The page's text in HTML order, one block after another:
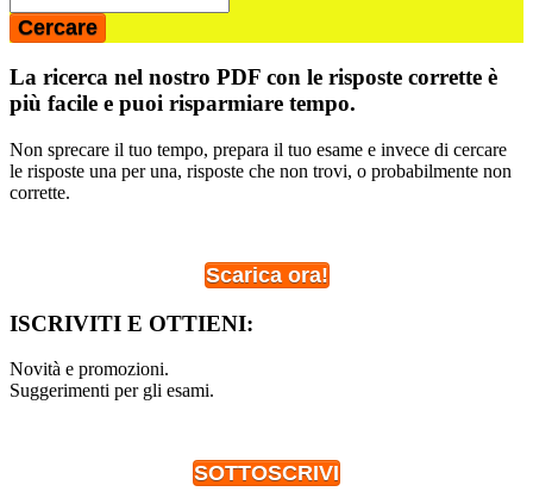
La ricerca nel nostro PDF con le risposte corrette è
più facile e puoi risparmiare tempo.
Non sprecare il tuo tempo, prepara il tuo esame e invece di cercare
le risposte una per una, risposte che non trovi, o probabilmente non
corrette.
Scarica ora!
ISCRIVITI E OTTIENI:
Novità e promozioni.
Suggerimenti per gli esami.
SOTTOSCRIVI